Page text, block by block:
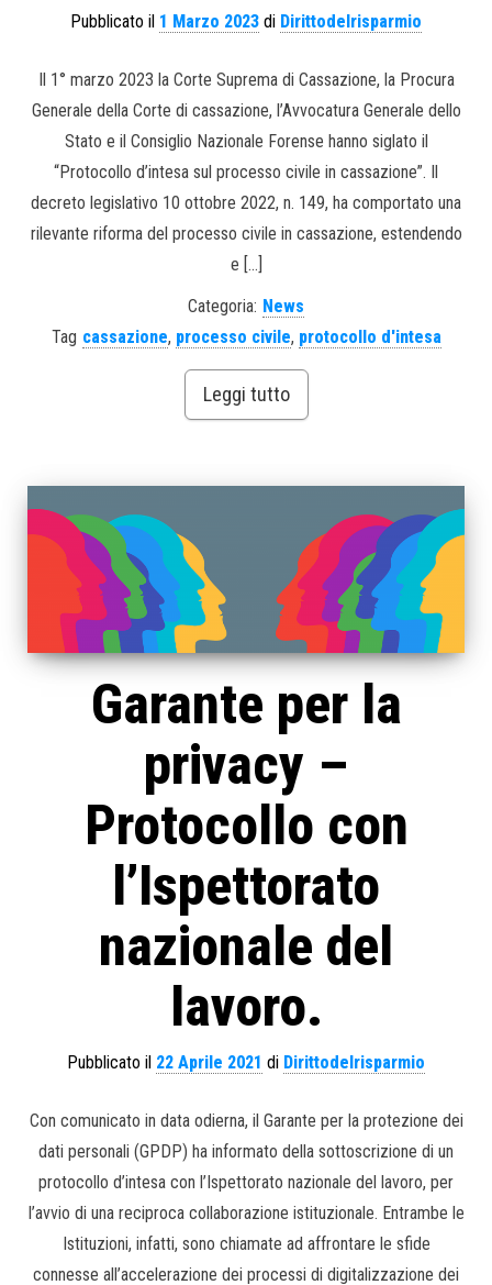
Pubblicato il 1 Marzo 2023 di Dirittodelrisparmio
Il 1° marzo 2023 la Corte Suprema di Cassazione, la Procura
Generale della Corte di cassazione, l’Avvocatura Generale dello
Stato e il Consiglio Nazionale Forense hanno siglato il
“Protocollo d’intesa sul processo civile in cassazione”. Il
decreto legislativo 10 ottobre 2022, n. 149, ha comportato una
rilevante riforma del processo civile in cassazione, estendendo
e […]
Categoria: News
Tag cassazione, processo civile, protocollo d'intesa
Leggi tutto
Garante per la
privacy –
Protocollo con
l’Ispettorato
nazionale del
lavoro.
Pubblicato il 22 Aprile 2021 di Dirittodelrisparmio
Con comunicato in data odierna, il Garante per la protezione dei
dati personali (GPDP) ha informato della sottoscrizione di un
protocollo d’intesa con l’Ispettorato nazionale del lavoro, per
l’avvio di una reciproca collaborazione istituzionale. Entrambe le
Istituzioni, infatti, sono chiamate ad affrontare le sfide
connesse all’accelerazione dei processi di digitalizzazione dei